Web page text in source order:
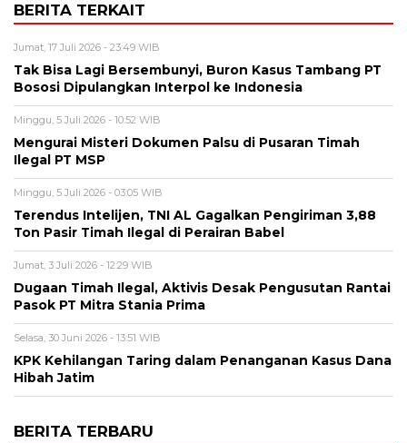
BERITA TERKAIT
Jumat, 17 Juli 2026 - 23:49 WIB
Tak Bisa Lagi Bersembunyi, Buron Kasus Tambang PT
Bososi Dipulangkan Interpol ke Indonesia
Minggu, 5 Juli 2026 - 10:52 WIB
Mengurai Misteri Dokumen Palsu di Pusaran Timah
Ilegal PT MSP
Minggu, 5 Juli 2026 - 03:05 WIB
Terendus Intelijen, TNI AL Gagalkan Pengiriman 3,88
Ton Pasir Timah Ilegal di Perairan Babel
Jumat, 3 Juli 2026 - 12:29 WIB
Dugaan Timah Ilegal, Aktivis Desak Pengusutan Rantai
Pasok PT Mitra Stania Prima
Selasa, 30 Juni 2026 - 13:51 WIB
KPK Kehilangan Taring dalam Penanganan Kasus Dana
Hibah Jatim
BERITA TERBARU